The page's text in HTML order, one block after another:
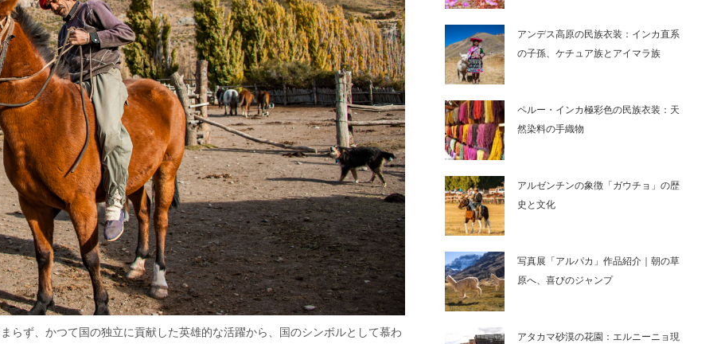
らず、かつて国の独立に貢献した英雄的な活躍から、国のシンボルとして慕わ
アンデス高原の民族衣装：インカ直系
の子孫、ケチュア族とアイマラ族
ペルー・インカ極彩色の民族衣装：天
然染料の手織物
アルゼンチンの象徴「ガウチョ」の歴
史と文化
写真展「アルパカ」作品紹介｜朝の草
原へ、喜びのジャンプ
アタカマ砂漠の花園：エルニーニョ現